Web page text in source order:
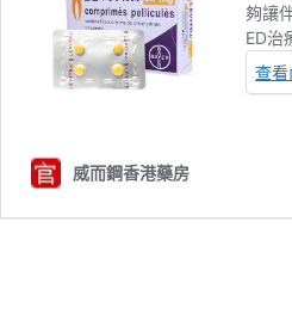
夠讓
ED治
查
威而鋼香港藥房